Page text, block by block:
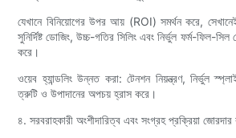
যেখানে বিনিয়োগের উপর আয় (ROI) সমর্থন করে,
সুনির্দিষ্ট ডোজিং, উচ্চ-গতির সিলিং এবং নির্ভুল ফর্ম-ফিল-
করে।
ওয়েব হ্যান্ডলিং উন্নত করা: টেনশন নিয়ন্ত্রণ, নির্ভুল
ত্রুটি ও উপাদানের অপচয় হ্রাস করে।
৪. সরবরাহকারী অংশীদারিত্ব এবং সংগ্রহ প্রক্রিয়া জোরদার